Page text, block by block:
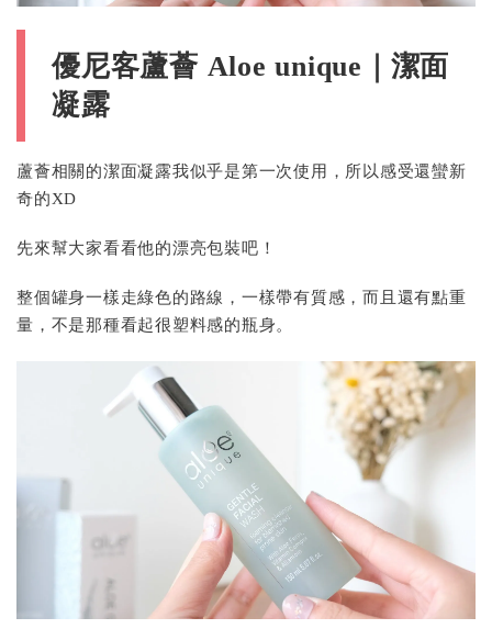
優尼客蘆薈 Aloe unique｜潔面
凝露
蘆薈相關的潔面凝露我似乎是第一次使用，所以感受還蠻新
奇的XD
先來幫大家看看他的漂亮包裝吧！
整個罐身一樣走綠色的路線，一樣帶有質感，而且還有點重
量，不是那種看起很塑料感的瓶身。